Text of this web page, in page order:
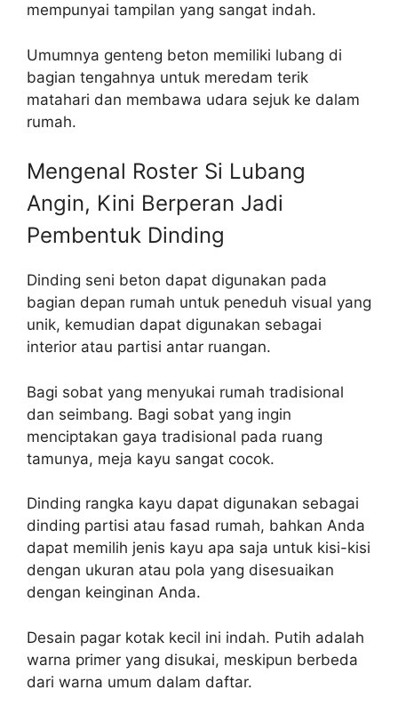
mempunyai tampilan yang sangat indah.
Umumnya genteng beton memiliki lubang di
bagian tengahnya untuk meredam terik
matahari dan membawa udara sejuk ke dalam
rumah.
Mengenal Roster Si Lubang
Angin, Kini Berperan Jadi
Pembentuk Dinding
Dinding seni beton dapat digunakan pada
bagian depan rumah untuk peneduh visual yang
unik, kemudian dapat digunakan sebagai
interior atau partisi antar ruangan.
Bagi sobat yang menyukai rumah tradisional
dan seimbang. Bagi sobat yang ingin
menciptakan gaya tradisional pada ruang
tamunya, meja kayu sangat cocok.
Dinding rangka kayu dapat digunakan sebagai
dinding partisi atau fasad rumah, bahkan Anda
dapat memilih jenis kayu apa saja untuk kisi-kisi
dengan ukuran atau pola yang disesuaikan
dengan keinginan Anda.
Desain pagar kotak kecil ini indah. Putih adalah
warna primer yang disukai, meskipun berbeda
dari warna umum dalam daftar.